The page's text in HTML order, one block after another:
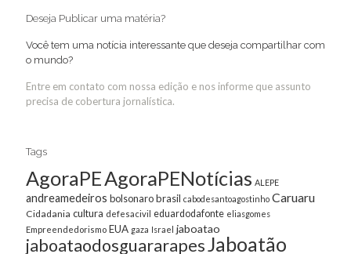
Deseja Publicar uma matéria?
Você tem uma notícia interessante que deseja compartilhar com
o mundo?
Entre em contato com nossa edição e nos informe que assunto
precisa de cobertura jornalística.
Tags
AgoraPEAgoraPENotícias ALEPE
andreamedeiros bolsonarobrasil cabodesantoagostinho Caruaru
Cidadania cultura defesacivil eduardodafonte eliasgomes
Empreendedorismo EUA gaza Israel jaboatao
jaboataodosguararapesJaboatão